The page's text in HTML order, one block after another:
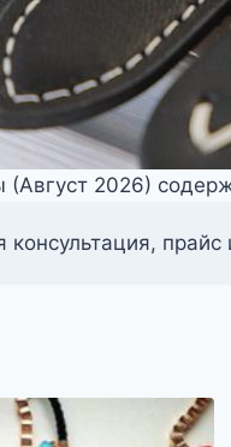
2026)
прайс